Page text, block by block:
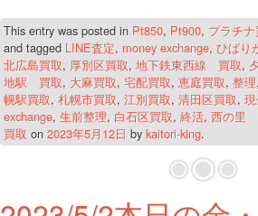
This entry was posted in Pt850, Pt900, プラチ
and tagged LINE査定, money exchange, ひばり
北広島買取, 厚別区買取, 地下鉄東西線 買取,
地駅 買取, 大麻買取, 宅配買取, 恵庭買取, 整理,
幌駅買取, 札幌市買取, 江別買取, 清田区買取,
exchange, 生前整理, 白石区買取, 終活, 西の里
買取 on 2023年5月12日 bykaitori-king.